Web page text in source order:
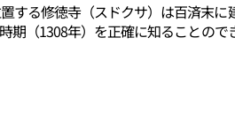
する修徳寺（スドクサ）は百済末
期（1308年）を正確に知ることの